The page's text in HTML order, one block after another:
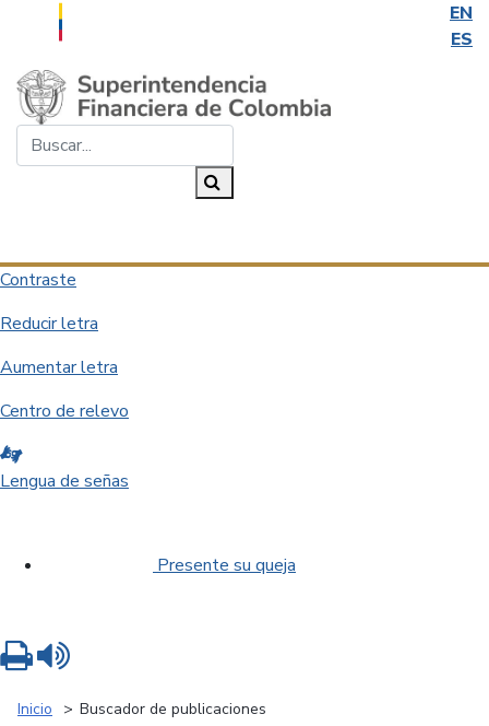
EN
ES
Saltar al contenido principal
Contraste
Reducir letra
Aumentar letra
Centro de relevo
Lengua de señas
Presente su queja
Inicio Buscador de publicaciones
Imprimir